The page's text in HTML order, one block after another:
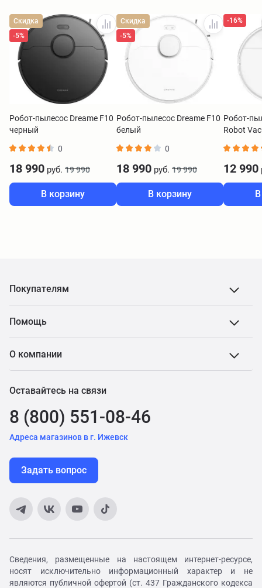
Скидка
-5%
Робот-пылесос Dreame F10
черный
0
18 990 руб. 19 990
В корзину
Скидка
-5%
Робот-пылесос Dreame F10
белый
0
18 990 руб. 19 990
В корзину
-16%
Робот-
Robot
12 990
Покупателям
Помощь
О компании
Оставайтесь на связи
8 (800) 551-08-46
Адреса магазинов в г. Ижевск
Задать вопрос
Сведения, размещенные на настоящем интернет-ресурсе,
носят исключительно информационный характер и не
являются публичной офертой (ст. 437 Гражданского кодекса